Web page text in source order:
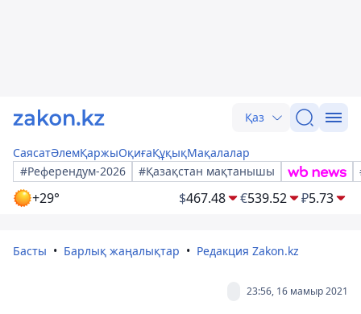
Қаз
СаясатӘлемҚаржыОқиғаҚұқықМақалалар
#Референдум-2026
#Қазақстан мақтанышы
+29° $467.48 €539.52 ₽5.73
Басты Барлық жаңалықтар Редакция Zakon.kz
23:56, 16 мамыр 2021